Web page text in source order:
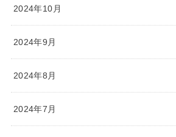
2024年10月
2024年9月
2024年8月
2024年7月